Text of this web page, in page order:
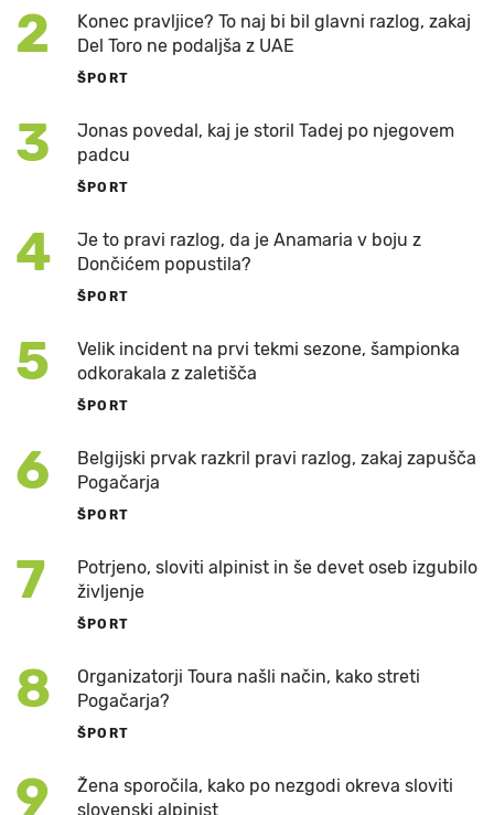
2
Konec pravljice? To naj bi bil glavni razlog, zakaj
Del Toro ne podaljša z UAE
ŠPORT
3
Jonas povedal, kaj je storil Tadej po njegovem
padcu
ŠPORT
4
Je to pravi razlog, da je Anamaria v boju z
Dončićem popustila?
ŠPORT
5
Velik incident na prvi tekmi sezone, šampionka
odkorakala z zaletišča
ŠPORT
6
Belgijski prvak razkril pravi razlog, zakaj zapušča
Pogačarja
ŠPORT
7
Potrjeno, sloviti alpinist in še devet oseb izgubilo
življenje
ŠPORT
8
Organizatorji Toura našli način, kako streti
Pogačarja?
ŠPORT
9
Žena sporočila, kako po nezgodi okreva sloviti
slovenski alpinist